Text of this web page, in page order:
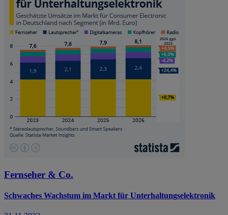
Fernseher & Co.
Schwaches Wachstum im Markt für Unterhaltungselektronik